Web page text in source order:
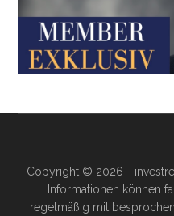
Copyright © 2026 -
Informationen können
regelmäßig mit